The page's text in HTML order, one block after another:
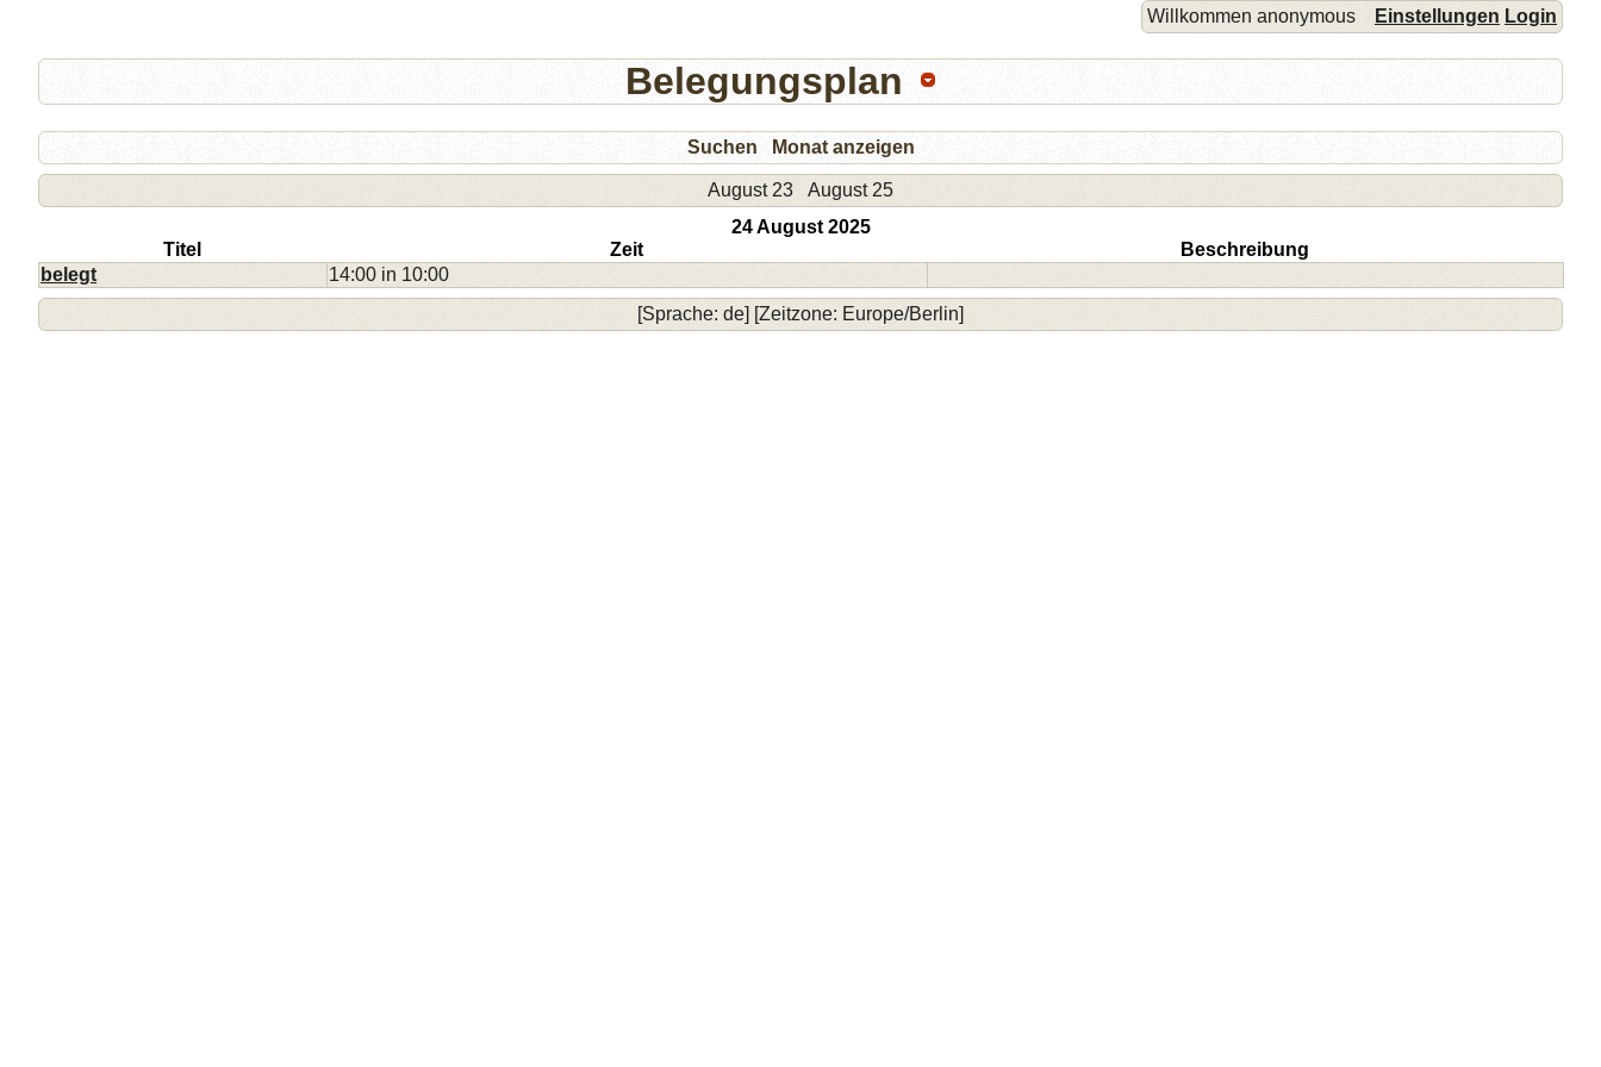
Willkommen anonymous Einstellungen Login
Belegungsplan
Suchen Monat anzeigen
August 23
August 25
24 August 2025
Titel
Zeit
Beschreibung
belegt
14:00 in 10:00
[Sprache: de] [Zeitzone: Europe/Berlin]